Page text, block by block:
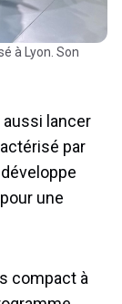
aussi lancer
par
une
compact à